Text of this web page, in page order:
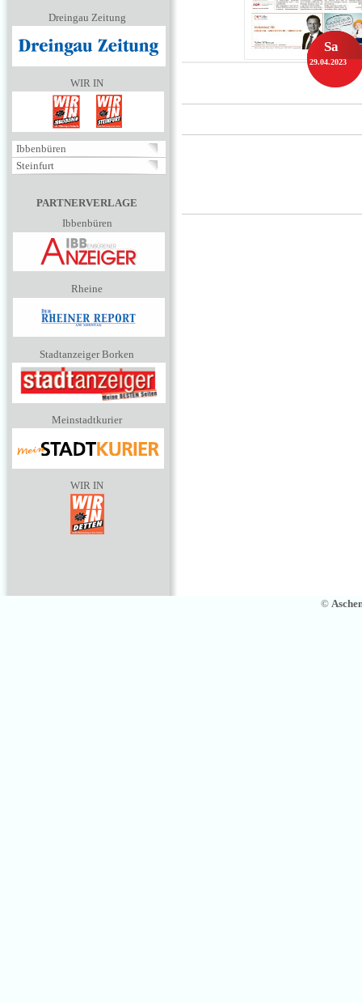
Dreingau Zeitung
WIR IN
Ibbenbüren
Steinfurt
PARTNERVERLAGE
Ibbenbüren
Rheine
Stadtanzeiger Borken
Meinstadtkurier
WIR IN
Sa
29.04.2023
©